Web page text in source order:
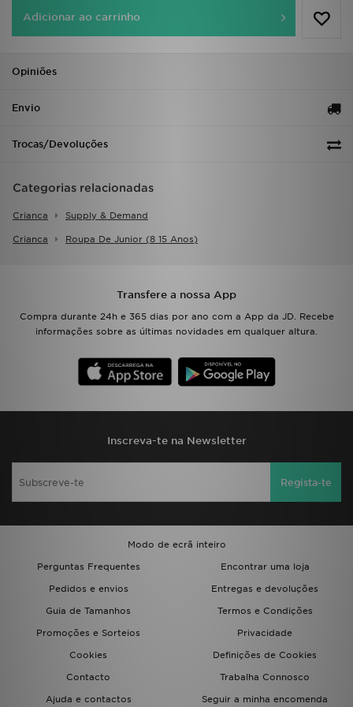
Adicionar ao carrinho
Opiniões
Envio
Trocas/Devoluções
Categorias relacionadas
Crianca Supply & Demand
Crianca Roupa De Junior (8 15 Anos)
Transfere a nossa App
Compra durante 24h e 365 dias por ano com a App da JD. Recebe
informações sobre as últimas novidades em qualquer altura.
Inscreva-te na Newsletter
Regista-te
Modo de ecrã inteiro
Perguntas Frequentes
Encontrar uma loja
Pedidos e envios
Entregas e devoluções
Guia de Tamanhos
Termos e Condições
Promoções e Sorteios
Privacidade
Cookies
Definições de Cookies
Contacto
Trabalha Connosco
Ajuda e contactos
Seguir a minha encomenda